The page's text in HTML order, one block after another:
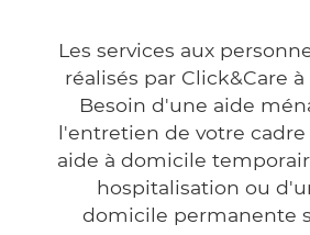
Les services aux
réalisés par Click&Care
Besoin d'une aide
l'entretien de votre cadre
aide à domicile
hospitalisation ou
domicile permanente